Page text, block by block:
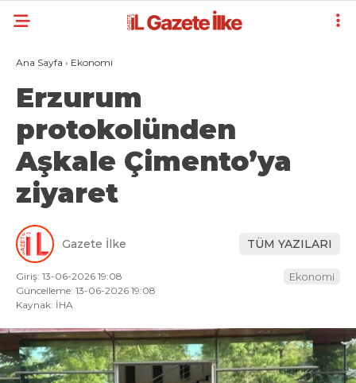
Ana Sayfa › Ekonomi
Erzurum
protokolünden
Aşkale Çimento’ya
ziyaret
Gazete İlke TÜM YAZILARI
Giriş: 13-06-2026 19:08
Güncelleme: 13-06-2026 19:08
Kaynak: İHA
Ekonomi